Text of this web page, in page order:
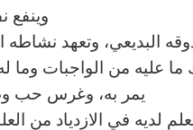
وينفع
البديعي، وتعهد نشاطه
ما عليه من الواجبات
يمر به، وغرس حب
لديه في الازدياد من